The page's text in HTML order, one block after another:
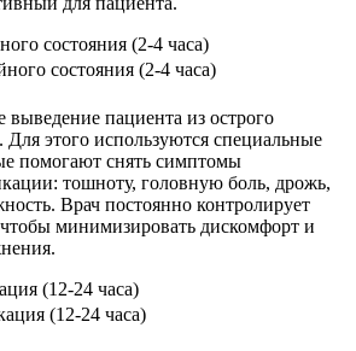
состояния (2-4 часа)
выведение пациента из острого
Для этого используются специальные
помогают снять симптомы
тошноту, головную боль, дрожь,
Врач постоянно контролирует
минимизировать дискомфорт и
(12-24 часа)